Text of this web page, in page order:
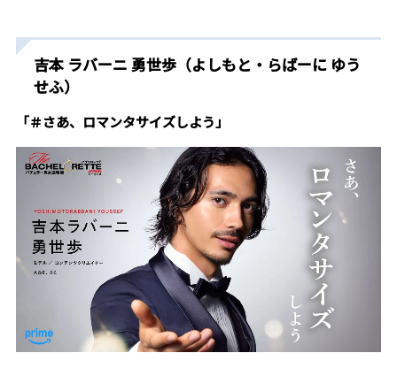
吉本 ラバーニ 勇世歩（よしもと・らばーに ゆう
せふ）
「＃さあ、ロマンタサイズしよう」